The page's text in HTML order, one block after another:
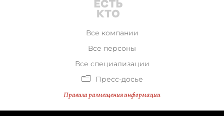
Все компании
Все персоны
Все специализации
Пресс-досье
Правила размещения информации